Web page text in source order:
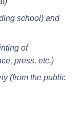
school) and
of
press, etc.)
(from the public